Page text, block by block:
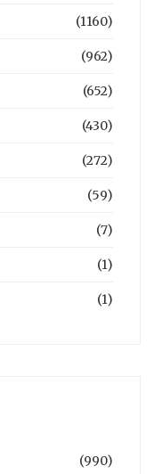
(1160)
(962)
(652)
(430)
(272)
(59)
(7)
(1)
(1)
(990)